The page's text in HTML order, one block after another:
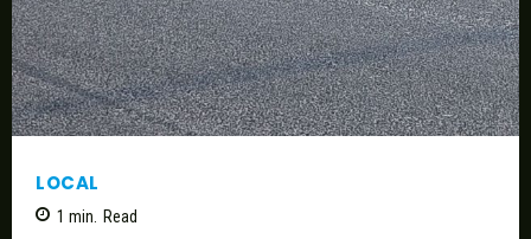
LOCAL
1 min. Read